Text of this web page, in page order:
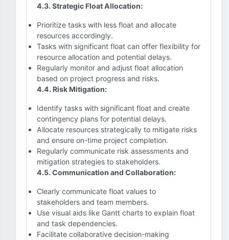
4.3. Strategic Float Allocation:
Prioritize tasks with less float and allocate
resources accordingly.
Tasks with significant float can offer flexibility for
resource allocation and potential delays.
Regularly monitor and adjust float allocation
based on project progress and risks.
4.4. Risk Mitigation:
Identify tasks with significant float and create
contingency plans for potential delays.
Allocate resources strategically to mitigate risks
and ensure on-time project completion.
Regularly communicate risk assessments and
mitigation strategies to stakeholders.
4.5. Communication and Collaboration:
Clearly communicate float values to
stakeholders and team members.
Use visual aids like Gantt charts to explain float
and task dependencies.
Facilitate collaborative decision-making